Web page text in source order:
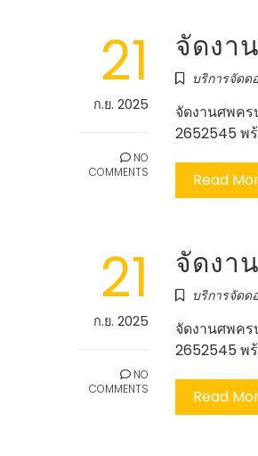
21
ก.ย. 2025
NO
COMMENTS
จัดงา
บริการจัดด
จัดงานศพค
2652545 พ
Read
21
ก.ย. 2025
NO
COMMENTS
จัดงา
บริการจัดด
จัดงานศพค
2652545 พ
Read